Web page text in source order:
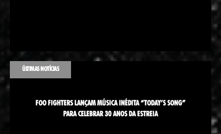
ÚLTIMAS NOTÍCIAS
FOO FIGHTERS LANÇAM MÚSICA INÉDITA “TODAY’S SONG”
PARA CELEBRAR 30 ANOS DA ESTREIA